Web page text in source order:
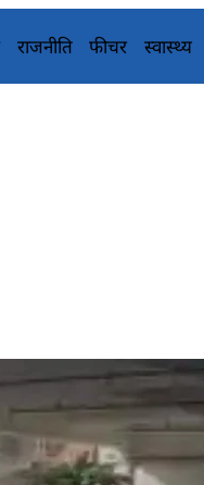
राजनीति फीचर स्वास्थ्य